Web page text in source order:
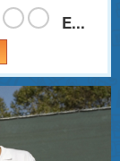
E...